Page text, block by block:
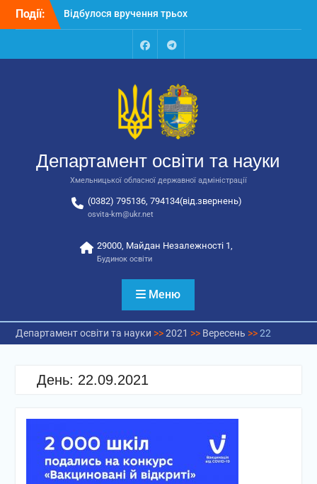
Перейти
Події:
автобусів для потреб
Відбулося засідання
державної адміністрації
Відбулась обласна
відповідальних за
виховання
FacebookTalegram
Департамент освіти та науки
Хмельницької обласної державної адміністрації
(0382) 795136, 794134(від.звернень)
osvita-km@ukr.net
29000, Майдан Незалежності 1,
Будинок освіти
Меню
Департамент освіти та науки >>2021 >> Вересень >>22
День: 22.09.2021